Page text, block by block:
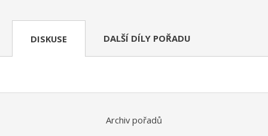
DISKUSE DALŠÍ DÍLY POŘADU
Archiv pořadů